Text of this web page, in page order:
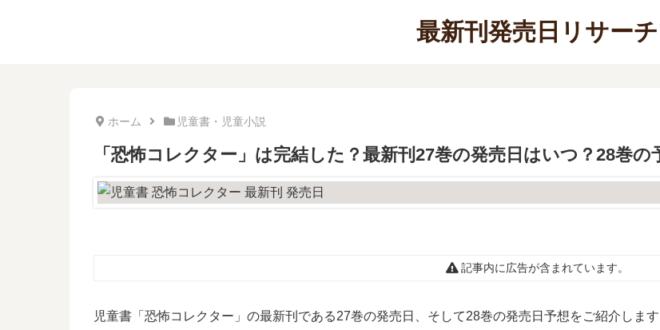
最新刊発売日リサーチ
ホーム 児童書・児童小説
「恐怖コレクター」は完結した？最新刊27巻の発売日はいつ？28巻の
記事内に広告が含まれています。
児童書「恐怖コレクター」の最新刊である27巻の発売日、そして28巻の発売日予想をご紹介します